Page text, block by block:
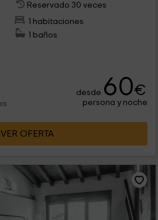
Reservado 30 veces
1 habitaciones
1 baños
desde 60€
persona y noche
VER OFERTA